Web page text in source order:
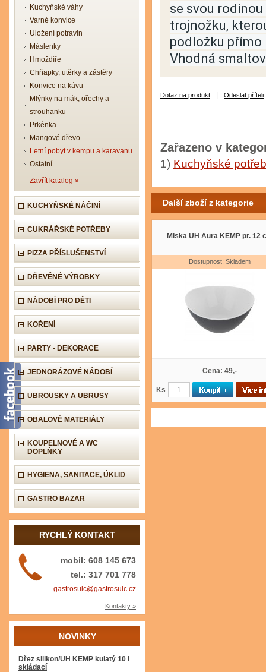
Kuchyňské váhy
Varné konvice
Uložení potravin
Máslenky
Hmoždíře
Chňapky, utěrky a zástěry
Konvice na kávu
Mlýnky na mák, ořechy a
strouhanku
Prkénka
Mangové dřevo
Letní pobyt v kempu a karavanu
Ostatní
Zavřít katalog »
KUCHYŇSKÉ NÁČINÍ
CUKRÁŘSKÉ POTŘEBY
PIZZA PŘÍSLUŠENSTVÍ
DŘEVĚNÉ VÝROBKY
NÁDOBÍ PRO DĚTI
KOŘENÍ
PARTY - DEKORACE
JEDNORÁZOVÉ NÁDOBÍ
UBROUSKY A UBRUSY
OBALOVÉ MATERIÁLY
KOUPELNOVÉ A WC
DOPLŇKY
HYGIENA, SANITACE, ÚKLID
GASTRO BAZAR
RYCHLÝ KONTAKT
mobil: 608 145 673
tel.: 317 701 778
gastrosulc@gastrosulc.cz
Kontakty »
NOVINKY
Dřez silikon/UH KEMP kulatý 10 l
skládací
se svou
trojnožku,
podložku přímo
Vhodná
Dotaz na produkt Odeslat příteli
Zařazeno v
1) Kuchyňské
Další zboží z kategorie
Miska UH Aura KEMP pr. 12
Dostupnost: Skladem
Cena: 49,-
Ks